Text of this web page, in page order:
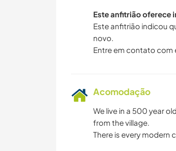
Este anfitrião oferece
Este anfitrião indicou
novo.
Entre em contato com
Acomodação
We live in a 500 year
from the village.
There is every modern